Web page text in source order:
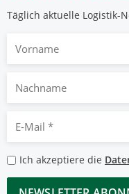
Täglich aktuelle Logistik-
Nachname
Mail
*
*
Ich akzeptiere die
CAPTCHA